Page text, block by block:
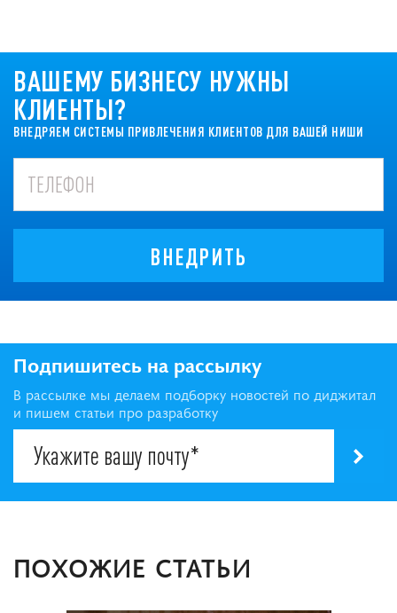
ВАШЕМУ БИЗНЕСУ НУЖНЫ
КЛИЕНТЫ?
ВНЕДРЯЕМ СИСТЕМЫ ПРИВЛЕЧЕНИЯ КЛИЕНТОВ ДЛЯ ВАШЕЙ НИШИ
ВНЕДРИТЬ
Подпишитесь на рассылку
В рассылке мы делаем подборку новостей по диджитал
и пишем статьи про разработку
ПОХОЖИЕ СТАТЬИ